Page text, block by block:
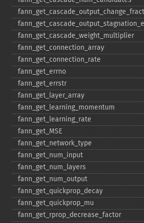
fann_​get_​cascade_​weight_​multiplier
fann_​get_​connection_​array
fann_​get_​connection_​rate
fann_​get_​errno
fann_​get_​errstr
fann_​get_​layer_​array
fann_​get_​learning_​momentum
fann_​get_​learning_​rate
fann_​get_​MSE
fann_​get_​network_​type
fann_​get_​num_​input
fann_​get_​num_​layers
fann_​get_​num_​output
fann_​get_​quickprop_​decay
fann_​get_​quickprop_​mu
fann_​get_​rprop_​decrease_​factor